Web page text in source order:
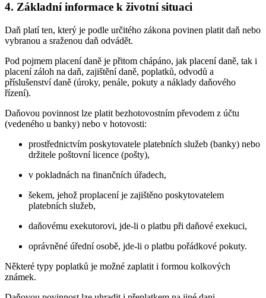
4. Základní informace k životní situaci
Daň platí ten, který je podle určitého zákona povinen platit daň nebo
vybranou a sraženou daň odvádět.
Pod pojmem placení daně je přitom chápáno, jak placení daně, tak i
placení záloh na daň, zajištění daně, poplatků, odvodů a
příslušenství daně (úroky, penále, pokuty a náklady daňového
řízení).
Daňovou povinnost lze platit bezhotovostním převodem z účtu
(vedeného u banky) nebo v hotovosti:
prostřednictvím poskytovatele platebních služeb (banky) nebo
držitele poštovní licence (pošty),
v pokladnách na finančních úřadech,
šekem, jehož proplacení je zajištěno poskytovatelem
platebních služeb,
daňovému exekutorovi, jde-li o platbu při daňové exekuci,
oprávněné úřední osobě, jde-li o platbu pořádkové pokuty.
Některé typy poplatků je možné zaplatit i formou kolkových
známek.